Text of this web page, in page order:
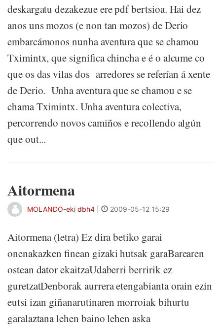
deskargatu dezakezue ere pdf bertsioa. Hai dez
anos uns mozos (e non tan mozos) de Derio
embarcámonos nunha aventura que se chamou
Tximintx, que significa chincha e é o alcume co
que os das vilas dos arredores se referían á xente
de Derio. Unha aventura que se chamou e se
chama Tximintx. Unha aventura colectiva,
percorrendo novos camiños e recollendo algún
que out...
Aitormena
MOLANDO-eki dbh4 2009-05-12 15:29
Aitormena (letra) Ez dira betiko garai
onenakazken finean gizaki hutsak garaBarearen
ostean dator ekaitzaUdaberri berririk ez
guretzatDenborak aurrera etengabianta orain ezin
eutsi izan giñanarutinaren morroiak bihurtu
garalaztana lehen baino lehen aska